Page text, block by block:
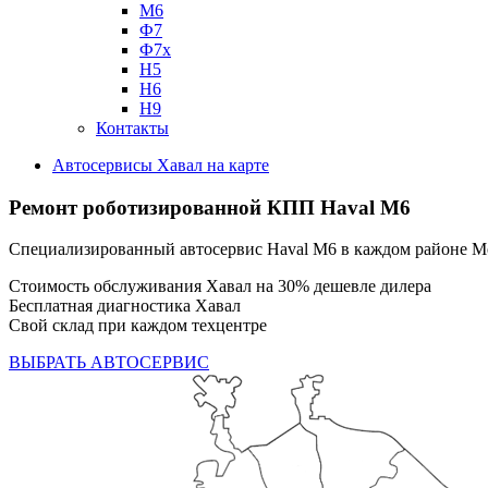
М6
Ф7
Ф7х
Н5
Н6
Н9
Контакты
Автосервисы Хавал на карте
Ремонт роботизированной КПП Haval M6
Специализированный автосервис Haval M6 в каждом районе
Стоимость обслуживания Хавал на 30% дешевле дилера
Бесплатная диагностика Хавал
Свой склад при каждом техцентре
ВЫБРАТЬ АВТОСЕРВИС